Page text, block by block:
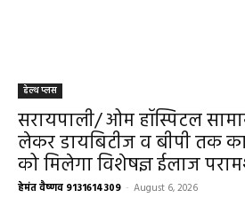
हेल्थ प्लस
सरायपाली/ ओम हॉस्पिटल
लेकर डायबिटीज व बीपी तक
को मिलेगा विशेषज्ञ ईलाज
हेमंत वैष्णव 9131614309 - August 6, 2026